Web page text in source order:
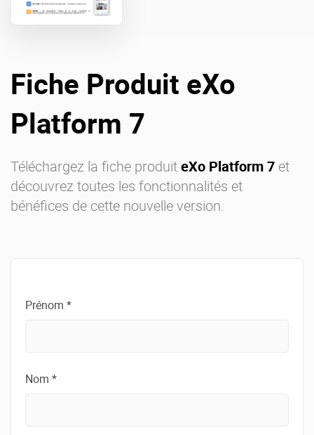
Mobile
A propos d’eXo
Centre de ressources
Fiche Produit eXo
Platform 7
Téléchargez la fiche produiteXo Platform 7 et
découvrez toutes les fonctionnalités et
bénéfices de cette nouvelle version.
Prénom *
Nom *